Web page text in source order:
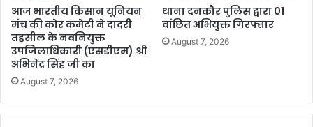
आज भारतीय किसान यूनियन
मंच की कोर कमेटी ने दादरी
तहसील के नवनियुक्त
उपजिलाधिकारी (एसडीएम) श्री
अभिनेंद्र सिंह जी का
August 7, 2026
थाना दनकौर पुलिस द्वारा 01
वांछित अभियुक्त गिरफ्तार
August 7, 2026